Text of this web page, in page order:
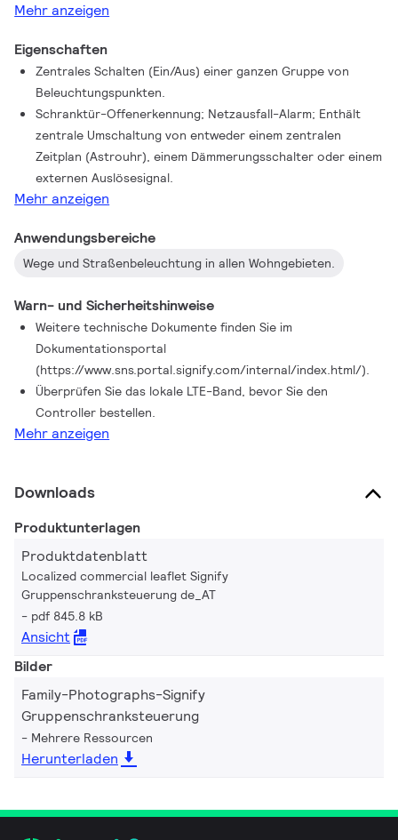
Mehr anzeigen
Eigenschaften
Zentrales Schalten (Ein/Aus) einer ganzen Gruppe von
Beleuchtungspunkten.
Schranktür-Offenerkennung; Netzausfall-Alarm; Enthält
zentrale Umschaltung von entweder einem zentralen
Zeitplan (Astrouhr), einem Dämmerungsschalter oder einem
externen Auslösesignal.
Mehr anzeigen
Anwendungsbereiche
Wege und Straßenbeleuchtung in allen Wohngebieten.
Warn- und Sicherheitshinweise
Weitere technische Dokumente finden Sie im
Dokumentationsportal
(https://www.sns.portal.signify.com/internal/index.html/).
Überprüfen Sie das lokale LTE-Band, bevor Sie den
Controller bestellen.
Mehr anzeigen
Downloads
Produktunterlagen
Produktdatenblatt
Localized commercial leaflet Signify
Gruppenschranksteuerung de_AT
pdf 845.8 kB
Ansicht
Bilder
Family-Photographs-Signify
Gruppenschranksteuerung
Mehrere Ressourcen
Herunterladen